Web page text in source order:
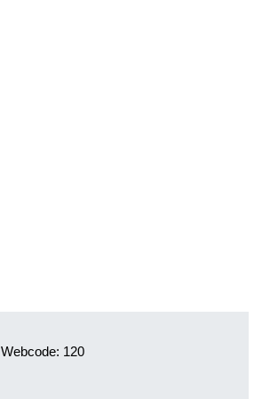
Webcode: 120